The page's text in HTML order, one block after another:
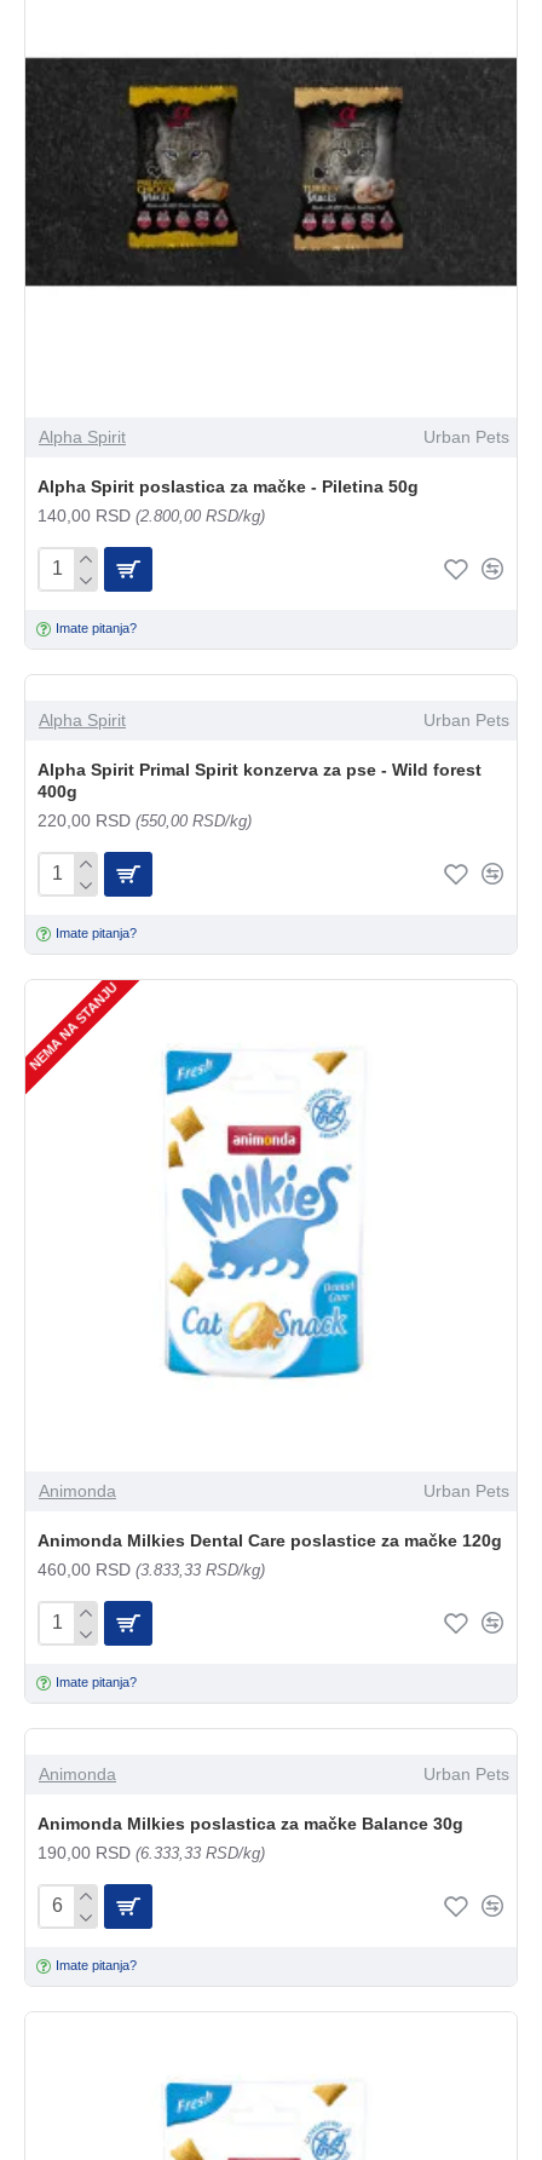
Alpha Spirit Urban Pets
Alpha Spirit poslastica za mačke - Piletina 50g
140,00 RSD (2.800,00 RSD/kg)
Imate pitanja?
Alpha Spirit Urban Pets
Alpha Spirit Primal Spirit konzerva za pse - Wild forest
400g
220,00 RSD (550,00 RSD/kg)
Imate pitanja?
NEMA NA STANJU
Animonda Urban Pets
Animonda Milkies Dental Care poslastice za mačke 120g
460,00 RSD (3.833,33 RSD/kg)
Imate pitanja?
Animonda Urban Pets
Animonda Milkies poslastica za mačke Balance 30g
190,00 RSD (6.333,33 RSD/kg)
Imate pitanja?